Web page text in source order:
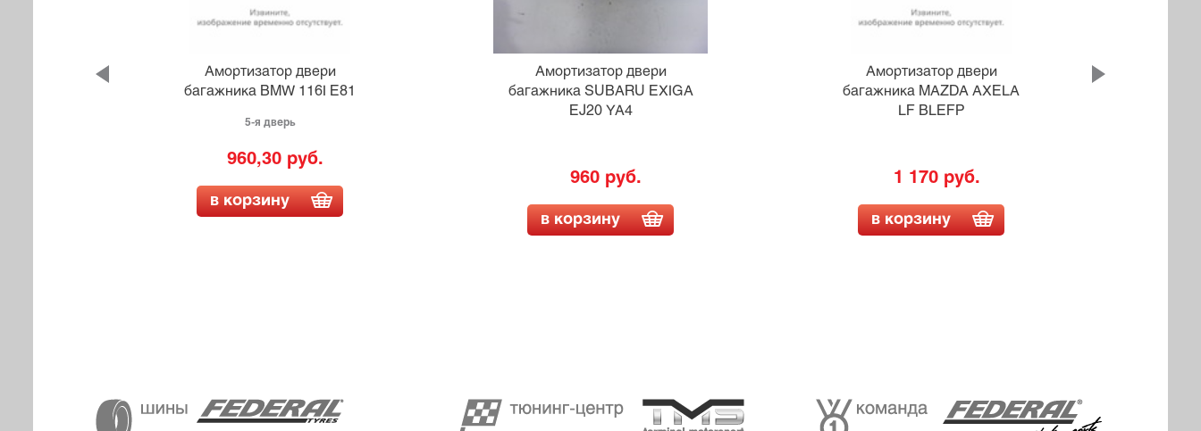
Амортизатор двери
багажника BMW 116I E81
5-я дверь
960,30 руб.
в корзину
Амортизатор двери
багажника SUBARU EXIGA
EJ20 YA4
960 руб.
в корзину
Амортизатор двери
багажника MAZDA AXELA
LF BLEFP
1 170 руб.
в корзину